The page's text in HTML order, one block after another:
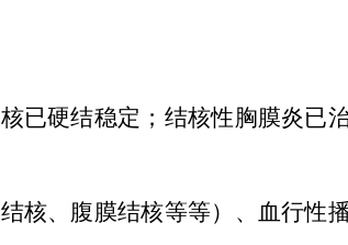
已硬结稳定；结核性胸膜炎已
核、腹膜结核等等）、血行性